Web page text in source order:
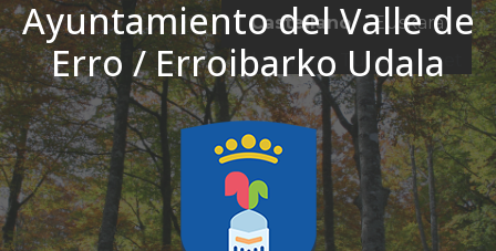
Ayuntamiento del Valle de
Erro / Erroibarko Udala
Ir al contenido
Castellano
Euskara
El tiempo - Tutiempo.net